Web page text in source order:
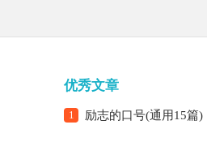
优秀文章
1 励志的口号(通用15篇)